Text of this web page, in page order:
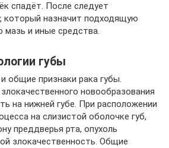
спадёт. После следует
который назначит подходящую
мазь и иные средства.
губы
общие признаки рака губы.
новообразования
на нижней губе. При расположении
на слизистой оболочке губ,
преддверья рта, опухоль
злокачественность. Общие